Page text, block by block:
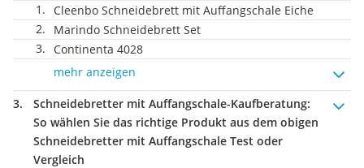
Cleenbo Schneidebrett mit Auffangschale Eiche
Marindo Schneidebrett Set
Continenta 4028
mehr anzeigen
Schneidebretter mit Auffangschale-Kaufberatung:
So wählen Sie das richtige Produkt aus dem obigen
Schneidebretter mit Auffangschale Test oder
Vergleich